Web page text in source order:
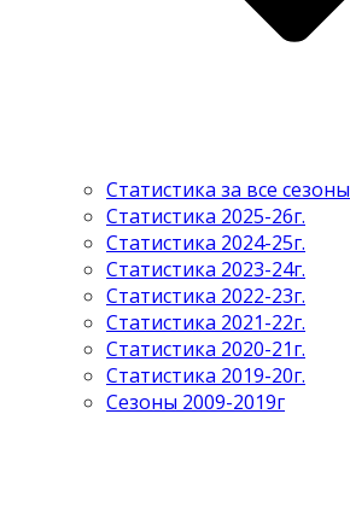
Статистика за все сезоны
Статистика 2025-26г.
Статистика 2024-25г.
Статистика 2023-24г.
Статистика 2022-23г.
Статистика 2021-22г.
Статистика 2020-21г.
Статистика 2019-20г.
Сезоны 2009-2019г